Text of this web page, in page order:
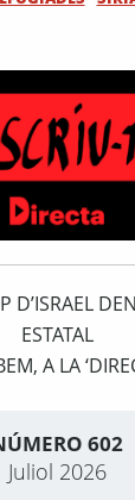
D’ISRAEL
ESTATAL
A LA
602
Juliol 2026